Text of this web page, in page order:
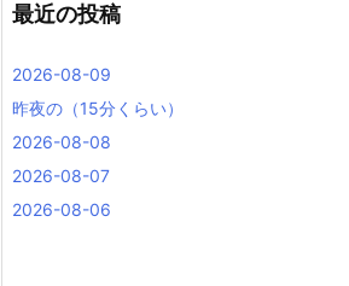
最近の投稿
2026-08-09
昨夜の（15分くらい）
2026-08-08
2026-08-07
2026-08-06